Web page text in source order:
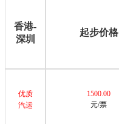
香港-
深圳
起步价格
优质
汽运
1500.00
元/票